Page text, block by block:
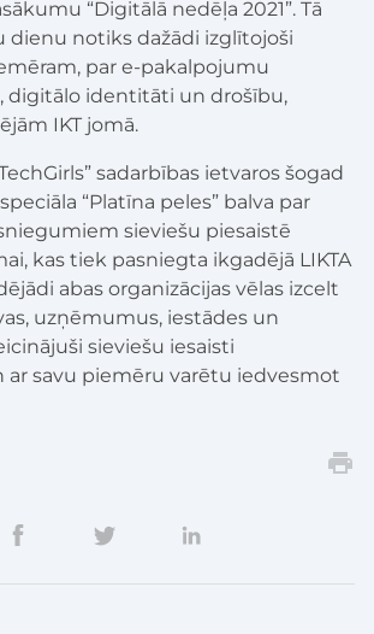
“Digitālā nedēļa 2021”. Tā
dienu notiks dažādi izglītojoši
par e-pakalpojumu
digitālo identitāti un drošību,
IKT jomā.
sadarbības ietvaros šogad
“Platīna peles” balva par
sieviešu piesaistē
kas tiek pasniegta ikgadējā LIKTA
abas organizācijas vēlas izcelt
uzņēmumus, iestādes un
sieviešu iesaisti
ar savu piemēru varētu iedvesmot